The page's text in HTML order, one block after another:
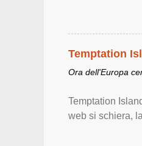
Temptation
Ora dell'Europa
Temptation
web si schiera,